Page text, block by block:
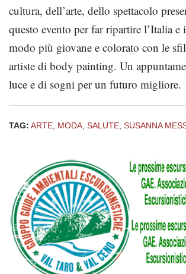
cultura, dell’arte, dello spettacolo
questo evento per far ripartire l’Italia
modo più giovane e colorato con le
artiste di body painting. Un
luce e di sogni per un futuro migliore.
TAG: ARTE MODA SALUTE SUSANNA